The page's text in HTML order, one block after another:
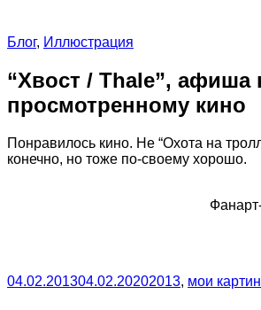
Блог, Иллюстрация
“Хвост / Thale”, афиша
просмотренному кино
Понравилось кино. Не “Охота на
конечно, но тоже по-своему хорошо.
04.02.201304.02.20202013, мои